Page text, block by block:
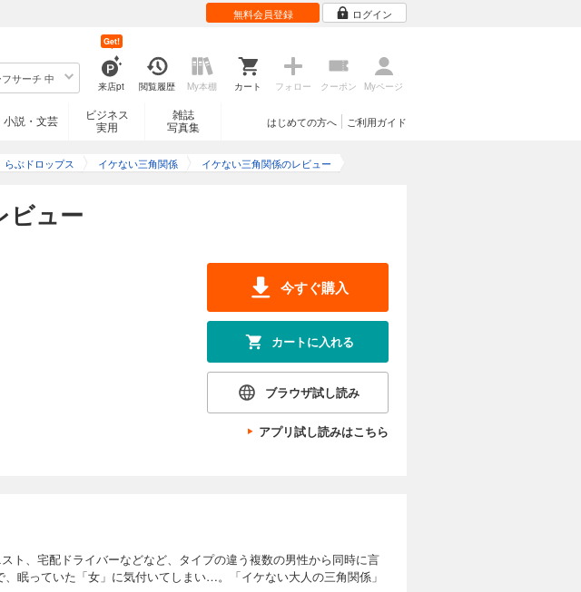
無料会員登録 ログイン
サーチ 中
来店pt
Get!
閲覧履歴 My本棚 カート フォロー クーポン Myページ
小説・文芸
ビジネス
実用
雑誌
写真集
ご利用ガイド
はじめての方へ
らぶドロップス イケない三角関係 イケない三角関係のレビュー
ビュー
今すぐ購入
カートに入れる
ブラウザ試し読み
アプリ試し読みはこちら
ト、宅配ドライバーなどなど、タイプの違う複数の男性から同時に言
眠っていた「女」に気付いてしまい…。「イケない大人の三角関係」